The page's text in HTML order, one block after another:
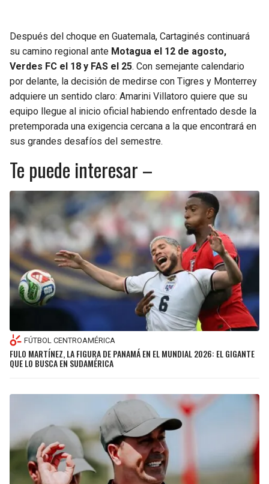
Después del choque en Guatemala, Cartaginés continuará
su camino regional ante Motagua el 12 de agosto,
Verdes FC el 18 y FAS el 25. Con semejante calendario
por delante, la decisión de medirse con Tigres y Monterrey
adquiere un sentido claro: Amarini Villatoro quiere que su
equipo llegue al inicio oficial habiendo enfrentado desde la
pretemporada una exigencia cercana a la que encontrará en
sus grandes desafíos del semestre.
Te puede interesar –
FÚTBOL CENTROAMÉRICA
FULO MARTÍNEZ, LA FIGURA DE PANAMÁ EN EL MUNDIAL 2026: EL GIGANTE
QUE LO BUSCA EN SUDAMÉRICA